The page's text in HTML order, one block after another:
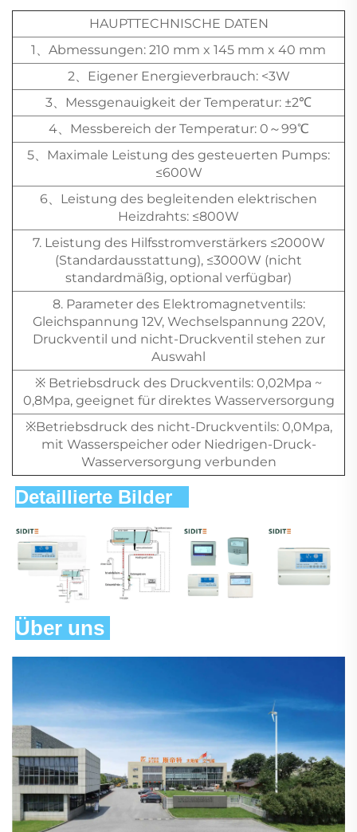
HAUPTTECHNISCHE DATEN
1、Abmessungen: 210 mm x 145 mm x 40 mm
2、Eigener Energieverbrauch: <3W
3、Messgenauigkeit der Temperatur: ±2℃
4、Messbereich der Temperatur: 0～99℃
5、Maximale Leistung des gesteuerten Pumps:
≤600W
6、Leistung des begleitenden elektrischen
Heizdrahts: ≤800W
7. Leistung des Hilfsstromverstärkers ≤2000W
(Standardausstattung), ≤3000W (nicht
standardmäßig, optional verfügbar)
8. Parameter des Elektromagnetventils:
Gleichspannung 12V, Wechselspannung 220V,
Druckventil und nicht-Druckventil stehen zur
Auswahl
※ Betriebsdruck des Druckventils: 0,02Mpa ~
0,8Mpa, geeignet für direktes Wasserversorgung
※Betriebsdruck des nicht-Druckventils: 0,0Mpa,
mit Wasserspeicher oder Niedrigen-Druck-
Wasserversorgung verbunden
Detaillierte Bilder
Über uns